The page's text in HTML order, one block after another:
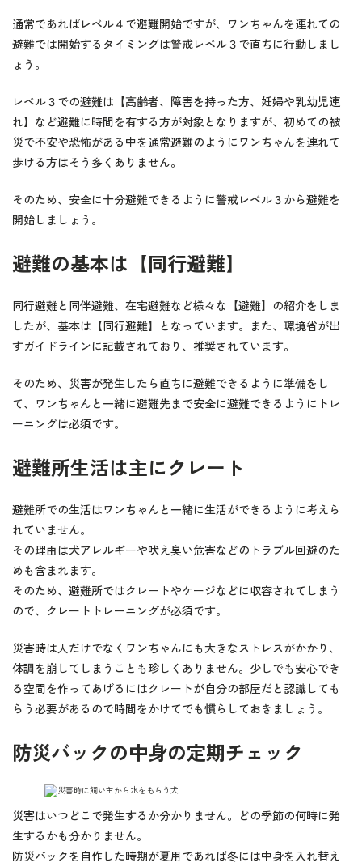
通常であればレベル４で避難開始ですが、ワンちゃんを連れての
避難では開始するタイミングは警戒レベル３で直ちに行動しまし
ょう。
レベル３での避難は【高齢者、障害を持った方、妊婦や乳幼児連
れ】など避難に時間を有する方が対象となりますが、初めての被
災で不安や恐怖がある中を通常避難のようにワンちゃんを連れて
歩ける方はそう多くありません。
そのため、安全に十分避難できるように警戒レベル３から避難を
開始しましょう。
避難の基本は【同行避難】
同行避難と同伴避難、在宅避難など様々な【避難】の紹介をしま
したが、基本は【同行避難】となっています。また、環境省が出
すガイドラインに記載されており、推奨されています。
そのため、災害が発生したら直ちに避難できるように準備をし
て、ワンちゃんと一緒に避難先まで安全に避難できるようにトレ
ーニングは必須です。
避難所生活は主にクレート
避難所での生活はワンちゃんと一緒に生活ができるように考えら
れていません。
その理由は犬アレルギーや吠え臭い危害などのトラブル回避のた
めも含まれます。
そのため、避難所ではクレートやケージなどに収容されてしまう
ので、クレートトレーニングが必須です。
災害時は人だけでなくワンちゃんにも大きなストレスがかかり、
体調を崩してしまうことも珍しくありません。少しでも安心でき
る空間を作ってあげるにはクレートが自分の部屋だと認識しても
らう必要があるので時間をかけてでも慣らしておきましょう。
防災バックの中身の定期チェック
災害はいつどこで発生するか分かりません。どの季節の何時に発
生するかも分かりません。
防災バックを自作した時期が夏用であれば冬には中身を入れ替え